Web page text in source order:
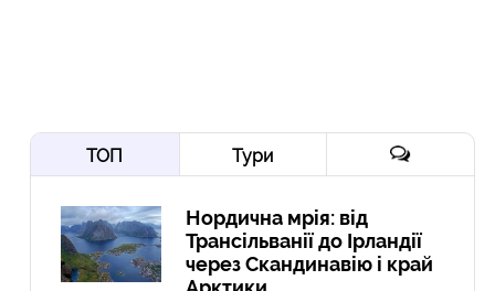
ТОП Тури
Нордична мрія: від
Трансільванії до Ірландії
через Скандинавію і край